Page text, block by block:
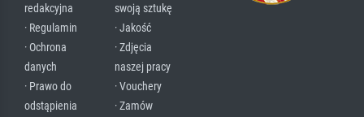
redakcyjna
· Regulamin
· Ochrona
danych
· Prawo do
odstąpienia
swoją sztukę
· Jakość
· Zdjęcia
naszej pracy
· Vouchery
· Zamów